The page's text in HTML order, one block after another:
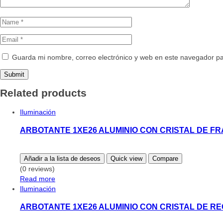
Guarda mi nombre, correo electrónico y web en este navegador
Related products
Iluminación
ARBOTANTE 1XE26 ALUMINIO CON CRISTAL DE
Añadir a la lista de deseos Quick view Compare
(0 reviews)
Read more
Iluminación
ARBOTANTE 1XE26 ALUMINIO CON CRISTAL DE